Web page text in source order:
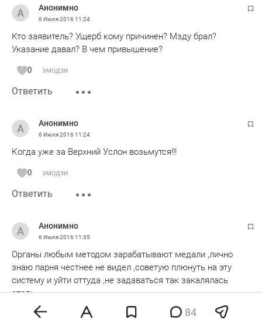
Анонимно
6 Июля 2016 11:24
Кто заявитель? Ущерб кому причинен? Мзду брал?
Указание давал? В чем привышение?
0 эмодзи
Ответить
Анонимно
6 Июля 2016 11:24
Когда уже за Верхний Услон возьмутся!!!
0 эмодзи
Ответить
Анонимно
6 Июля 2016 11:35
Органы любым методом зарабатывают медали ,лично
знаю парня честнее не видел ,советую плюнуть на эту
систему и уйти оттуда ,не задаваться так закалялась
сталь
эмодзи 84